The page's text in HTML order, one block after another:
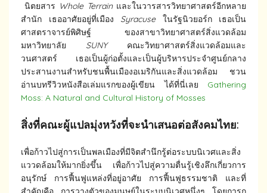
นิตยสาร Whole Terrainและในวารสารวิทยาศาสตร์อีกหลาย
สำนัก เธออาศัยอยู่ที่เมือง Syracuseในรัฐนิวยอร์ก เธอเป็น
ศาสตราจารย์พิศิษฐ์ ของสาขาวิทยาศาสตร์สิ่งแวดล้อม
มหาวิทยาลัย SUNYคณะวิทยาศาสตร์สิ่งแวดล้อมและ
วนศาสตร์ เธอเป็นผู้ก่อตั้งและเป็นผู้บริหารประจำศูนย์กลาง
ประสานงานสำหรับชนพื้นเมืองอเมริกันและสิ่งแวดล้อม ชวน
อ่านบทรีวิวหนังสือเล่มแรกของผู้เขียน ได้ที่นี่เลย Gathering
Moss: A Natural and Cultural History of Mosses
สิ่งที่คณะผู้แปลมุ่งหวังที่จะนำเสนอต่อสังคมไทย:
เพื่อก้าวไปสู่การเป็นพลเมืองที่มีจิตสำนึกรู้ต่อระบบนิเวศและสิ่ง
แววดล้อมให้มากยิ่งขึ้น เพื่อก้าวไปสู่ความตื่นรู้เชิงลึกเกี่ยวการ
อนุรักษ์ การฟื้นฟูแหล่งที่อยู่อาศัย การฟื้นฟูธรรมชาติ และที่